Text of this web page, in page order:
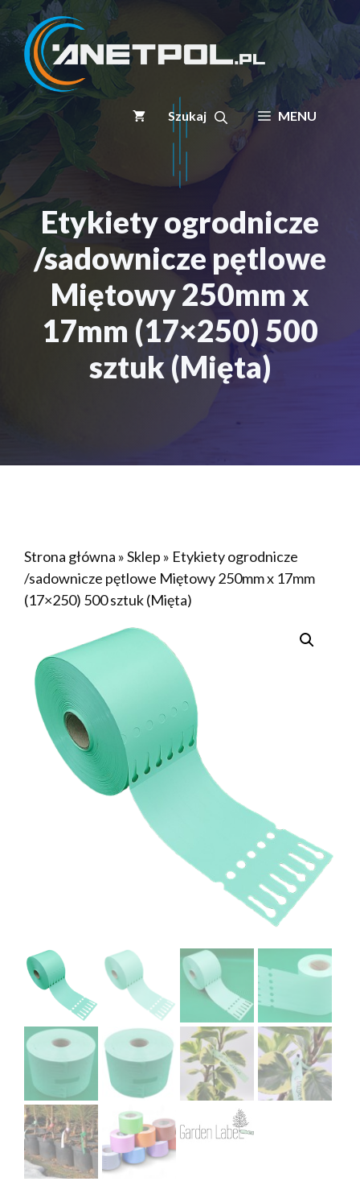
Przejdź
do
treści
MENU
Etykiety ogrodnicze
/sadownicze pętlowe
Miętowy 250mm x
17mm (17×250) 500
sztuk (Mięta)
Strona główna »Sklep » Etykiety ogrodnicze
/sadownicze pętlowe Miętowy 250mm x 17mm
(17×250) 500 sztuk (Mięta)